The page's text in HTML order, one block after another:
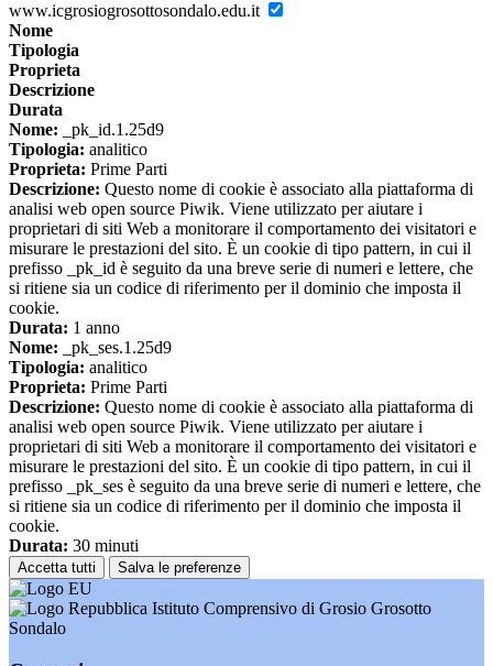
www.icgrosiogrosottosondalo.edu.it
Nome
Tipologia
Proprieta
Descrizione
Durata
Nome: _pk_id.1.25d9
Tipologia: analitico
Proprieta: Prime Parti
Descrizione: Questo nome di cookie è associato alla piattaforma di
analisi web open source Piwik. Viene utilizzato per aiutare i
proprietari di siti Web a monitorare il comportamento dei visitatori e
misurare le prestazioni del sito. È un cookie di tipo pattern, in cui il
prefisso _pk_id è seguito da una breve serie di numeri e lettere, che
si ritiene sia un codice di riferimento per il dominio che imposta il
cookie.
Durata: 1 anno
Nome: _pk_ses.1.25d9
Tipologia: analitico
Proprieta: Prime Parti
Descrizione: Questo nome di cookie è associato alla piattaforma di
analisi web open source Piwik. Viene utilizzato per aiutare i
proprietari di siti Web a monitorare il comportamento dei visitatori e
misurare le prestazioni del sito. È un cookie di tipo pattern, in cui il
prefisso _pk_ses è seguito da una breve serie di numeri e lettere, che
si ritiene sia un codice di riferimento per il dominio che imposta il
cookie.
Durata: 30 minuti
Accetta tutti Salva le preferenze
Istituto Comprensivo di Grosio Grosotto
Sondalo